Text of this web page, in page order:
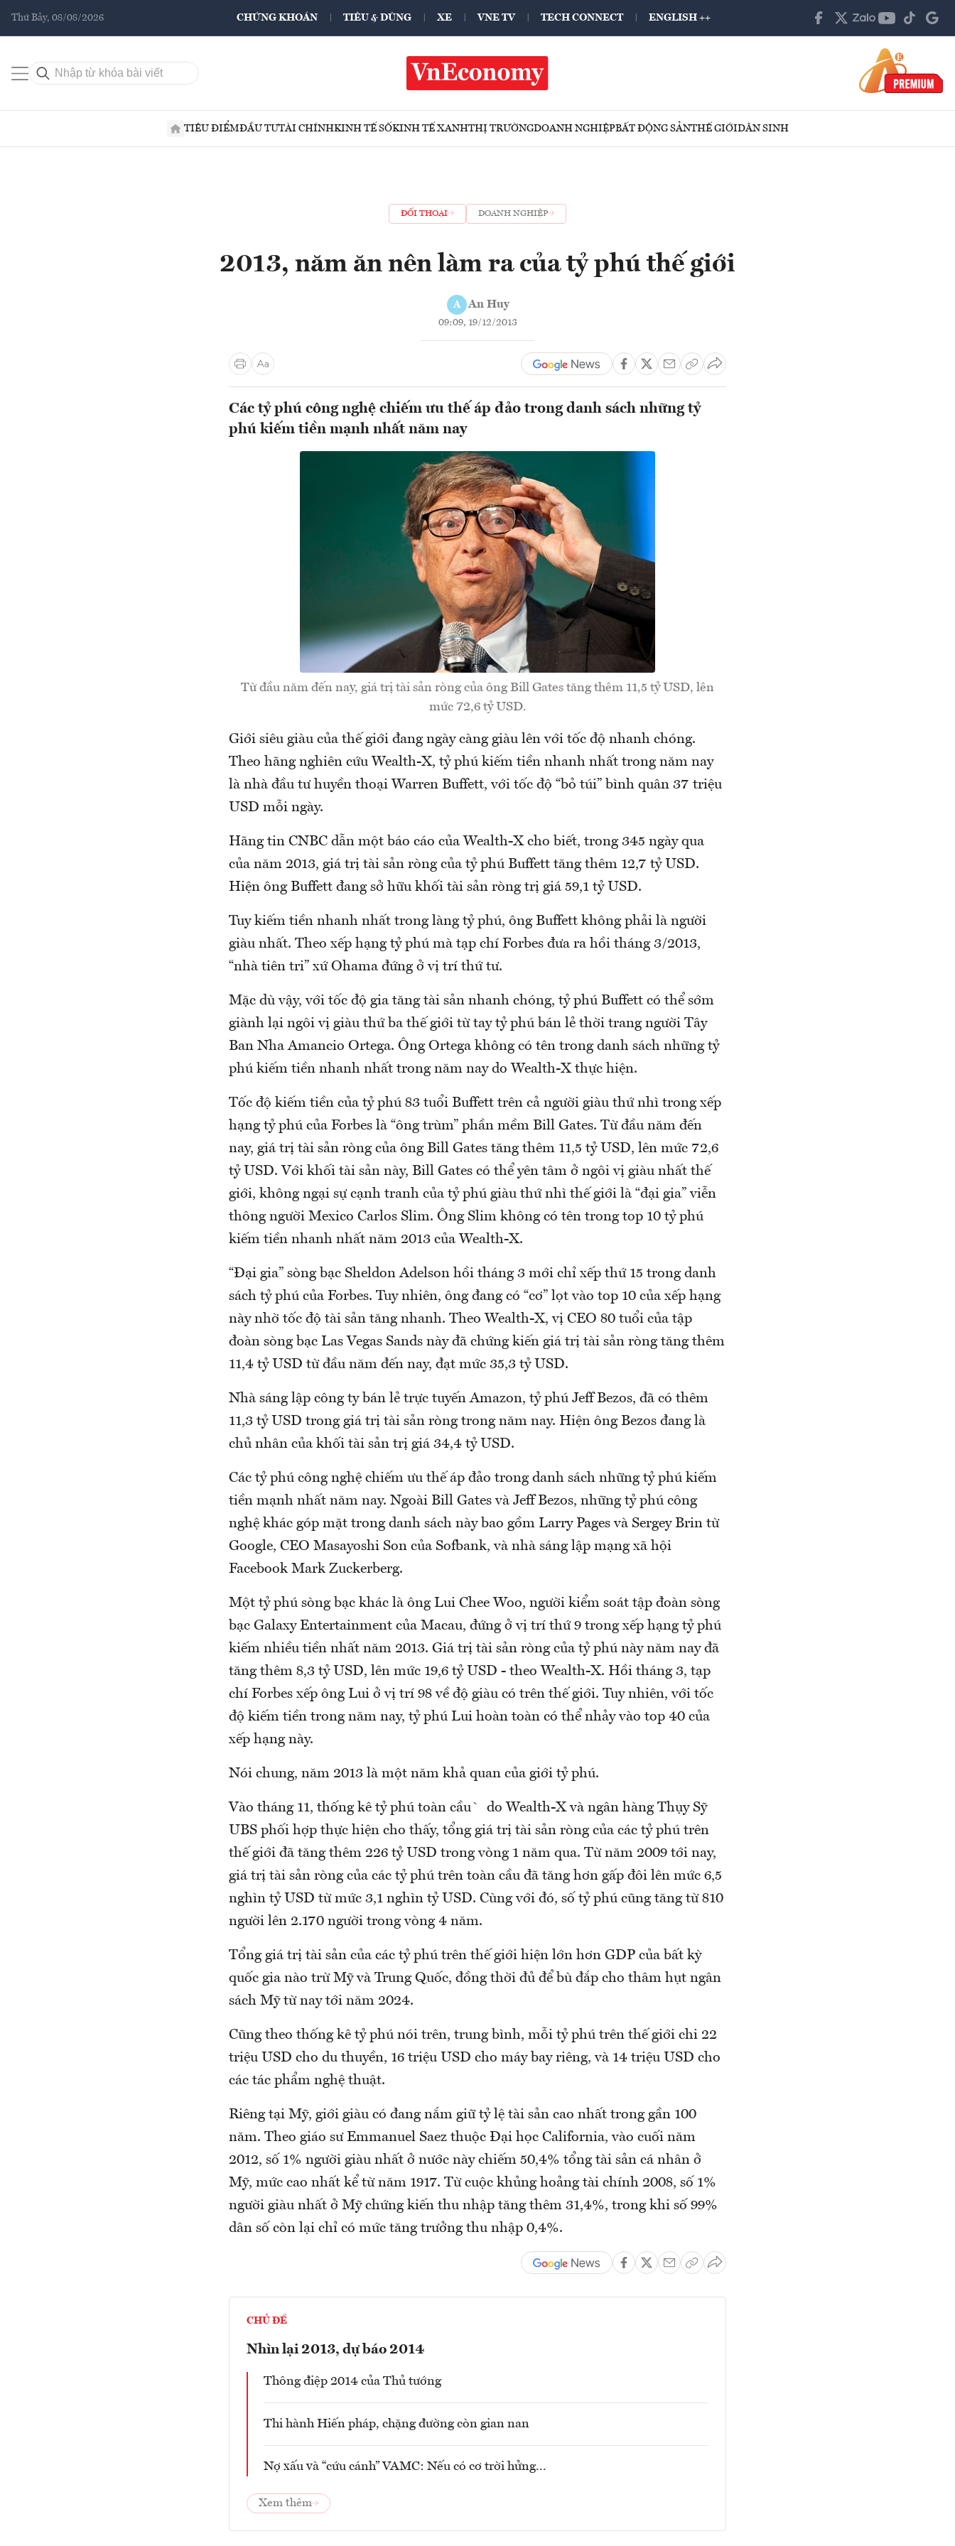
Thứ Bảy, 08/08/2026 CHỨNG KHOÁN TIÊU & DÙNG XE VNE TV TECH CONNECT ENGLISH ++
TIÊU ĐIỂMĐẦU TƯTÀI CHÍNHKINH TẾ SỐKINH TẾ XANHTHỊ TRƯỜNGDOANH NGHIỆPBẤT ĐỘNG SẢNTHẾ GIỚIDÂN SINH
ĐỐI THOẠI DOANH NGHIỆP
2013, năm ăn nên làm ra của tỷ phú thế giới
A An Huy
09:09, 19/12/2013
Các tỷ phú công nghệ chiếm ưu thế áp đảo trong danh sách những tỷ
phú kiếm tiền mạnh nhất năm nay
Từ đầu năm đến nay, giá trị tài sản ròng của ông Bill Gates tăng thêm 11,5 tỷ USD, lên
mức 72,6 tỷ USD.
Giới siêu giàu của thế giới đang ngày càng giàu lên với tốc độ nhanh chóng.
Theo hãng nghiên cứu Wealth-X, tỷ phú kiếm tiền nhanh nhất trong năm nay
là nhà đầu tư huyền thoại Warren Buffett, với tốc độ “bỏ túi” bình quân 37 triệu
USD mỗi ngày.
Hãng tin CNBC dẫn một báo cáo của Wealth-X cho biết, trong 345 ngày qua
của năm 2013, giá trị tài sản ròng của tỷ phú Buffett tăng thêm 12,7 tỷ USD.
Hiện ông Buffett đang sở hữu khối tài sản ròng trị giá 59,1 tỷ USD.
Tuy kiếm tiền nhanh nhất trong làng tỷ phú, ông Buffett không phải là người
giàu nhất. Theo xếp hạng tỷ phú mà tạp chí Forbes đưa ra hồi tháng 3/2013,
“nhà tiên tri” xứ Ohama đứng ở vị trí thứ tư.
Mặc dù vậy, với tốc độ gia tăng tài sản nhanh chóng, tỷ phú Buffett có thể sớm
giành lại ngôi vị giàu thứ ba thế giới từ tay tỷ phú bán lẻ thời trang người Tây
Ban Nha Amancio Ortega. Ông Ortega không có tên trong danh sách những tỷ
phú kiếm tiền nhanh nhất trong năm nay do Wealth-X thực hiện.
Tốc độ kiếm tiền của tỷ phú 83 tuổi Buffett trên cả người giàu thứ nhì trong xếp
hạng tỷ phú của Forbes là “ông trùm” phần mềm Bill Gates. Từ đầu năm đến
nay, giá trị tài sản ròng của ông Bill Gates tăng thêm 11,5 tỷ USD, lên mức 72,6
tỷ USD. Với khối tài sản này, Bill Gates có thể yên tâm ở ngôi vị giàu nhất thế
giới, không ngại sự cạnh tranh của tỷ phú giàu thứ nhì thế giới là “đại gia” viễn
thông người Mexico Carlos Slim. Ông Slim không có tên trong top 10 tỷ phú
kiếm tiền nhanh nhất năm 2013 của Wealth-X.
“Đại gia” sòng bạc Sheldon Adelson hồi tháng 3 mới chỉ xếp thứ 15 trong danh
sách tỷ phú của Forbes. Tuy nhiên, ông đang có “cơ” lọt vào top 10 của xếp hạng
này nhờ tốc độ tài sản tăng nhanh. Theo Wealth-X, vị CEO 80 tuổi của tập
đoàn sòng bạc Las Vegas Sands này đã chứng kiến giá trị tài sản ròng tăng thêm
11,4 tỷ USD từ đầu năm đến nay, đạt mức 35,3 tỷ USD.
Nhà sáng lập công ty bán lẻ trực tuyến Amazon, tỷ phú Jeff Bezos, đã có thêm
11,3 tỷ USD trong giá trị tài sản ròng trong năm nay. Hiện ông Bezos đang là
chủ nhân của khối tài sản trị giá 34,4 tỷ USD.
Các tỷ phú công nghệ chiếm ưu thế áp đảo trong danh sách những tỷ phú kiếm
tiền mạnh nhất năm nay. Ngoài Bill Gates và Jeff Bezos, những tỷ phú công
nghệ khác góp mặt trong danh sách này bao gồm Larry Pages và Sergey Brin từ
Google, CEO Masayoshi Son của Sofbank, và nhà sáng lập mạng xã hội
Facebook Mark Zuckerberg.
Một tỷ phú sòng bạc khác là ông Lui Chee Woo, người kiểm soát tập đoàn sòng
bạc Galaxy Entertainment của Macau, đứng ở vị trí thứ 9 trong xếp hạng tỷ phú
kiếm nhiều tiền nhất năm 2013. Giá trị tài sản ròng của tỷ phú này năm nay đã
tăng thêm 8,3 tỷ USD, lên mức 19,6 tỷ USD - theo Wealth-X. Hồi tháng 3, tạp
chí Forbes xếp ông Lui ở vị trí 98 về độ giàu có trên thế giới. Tuy nhiên, với tốc
độ kiếm tiền trong năm nay, tỷ phú Lui hoàn toàn có thể nhảy vào top 40 của
xếp hạng này.
Nói chung, năm 2013 là một năm khả quan của giới tỷ phú.
Vào tháng 11, thống kê tỷ phú toàn cầu` do Wealth-X và ngân hàng Thụy Sỹ
UBS phối hợp thực hiện cho thấy, tổng giá trị tài sản ròng của các tỷ phú trên
thế giới đã tăng thêm 226 tỷ USD trong vòng 1 năm qua. Từ năm 2009 tới nay,
giá trị tài sản ròng của các tỷ phú trên toàn cầu đã tăng hơn gấp đôi lên mức 6,5
nghìn tỷ USD từ mức 3,1 nghìn tỷ USD. Cùng với đó, số tỷ phú cũng tăng từ 810
người lên 2.170 người trong vòng 4 năm.
Tổng giá trị tài sản của các tỷ phú trên thế giới hiện lớn hơn GDP của bất kỳ
quốc gia nào trừ Mỹ và Trung Quốc, đồng thời đủ để bù đắp cho thâm hụt ngân
sách Mỹ từ nay tới năm 2024.
Cũng theo thống kê tỷ phú nói trên, trung bình, mỗi tỷ phú trên thế giới chi 22
triệu USD cho du thuyền, 16 triệu USD cho máy bay riêng, và 14 triệu USD cho
các tác phẩm nghệ thuật.
Riêng tại Mỹ, giới giàu có đang nắm giữ tỷ lệ tài sản cao nhất trong gần 100
năm. Theo giáo sư Emmanuel Saez thuộc Đại học California, vào cuối năm
2012, số 1% người giàu nhất ở nước này chiếm 50,4% tổng tài sản cá nhân ở
Mỹ, mức cao nhất kể từ năm 1917. Từ cuộc khủng hoảng tài chính 2008, số 1%
người giàu nhất ở Mỹ chứng kiến thu nhập tăng thêm 31,4%, trong khi số 99%
dân số còn lại chỉ có mức tăng trưởng thu nhập 0,4%.
CHỦ ĐỀ
Nhìn lại 2013, dự báo 2014
Thông điệp 2014 của Thủ tướng
Thi hành Hiến pháp, chặng đường còn gian nan
Nợ xấu và “cứu cánh” VAMC: Nếu có cơ trời hửng...
Xem thêm